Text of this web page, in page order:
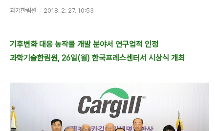
과기한림원 2018. 2. 27. 10:53
기후변화 대응 농작물 개발 분야서 연구업적 인정
과학기술한림원, 26일(월) 한국프레스센터서 시상식 개최